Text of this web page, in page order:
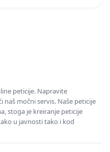
peticije. Napravite
močni servis. Naše peticije
stoga je kreiranje peticije
u javnosti tako i kod